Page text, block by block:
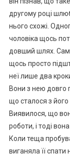
другому році
нього схожі.
чоловіка щось
довший шлях. Саме
щось просто
неї лише два
Вони з нею довго
що сталося з
Виявилося, що
роботи, і тоді
Коли теща
виганяла її спати